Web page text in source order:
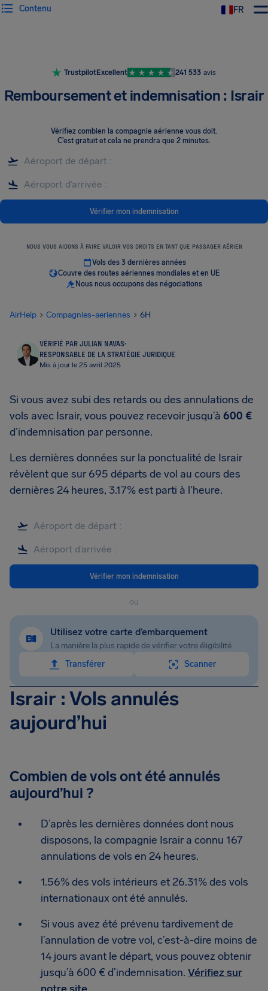
FR
Contenu
TrustpilotExcellent 241 533 avis
Remboursement et indemnisation : Israir
Vérifiez combien la compagnie aérienne vous doit.
C’est gratuit et cela ne prendra que 2 minutes.
Vérifier mon indemnisation
NOUS VOUS AIDONS À FAIRE VALOIR VOS DROITS EN TANT QUE PASSAGER AÉRIEN
Vols des 3 dernières années
Couvre des routes aériennes mondiales et en UE
Nous nous occupons des négociations
AirHelp Compagnies-aeriennes 6H
VÉRIFIÉ PAR JULIAN NAVAS·
RESPONSABLE DE LA STRATÉGIE JURIDIQUE
Mis à jour le 25 avril 2025
Si vous avez subi des retards ou des annulations de
vols avec Israir, vous pouvez recevoir jusqu’à 600 €
d’indemnisation par personne.
Les dernières données sur la ponctualité de Israir
révèlent que sur 695 départs de vol au cours des
dernières 24 heures, 3.17% est parti à l'heure.
Vérifier mon indemnisation
ou
Utilisez votre carte d’embarquement
La manière la plus rapide de vérifier votre éligibilité
Transférer
Scanner
Israir : Vols annulés
aujourd’hui
Combien de vols ont été annulés
aujourd’hui ?
D’après les dernières données dont nous
disposons, la compagnie Israir a connu 167
annulations de vols en 24 heures.
1.56% des vols intérieurs et 26.31% des vols
internationaux ont été annulés.
Si vous avez été prévenu tardivement de
l’annulation de votre vol, c’est-à-dire moins de
14 jours avant le départ, vous pouvez obtenir
jusqu’à 600 € d’indemnisation. Vérifiez sur